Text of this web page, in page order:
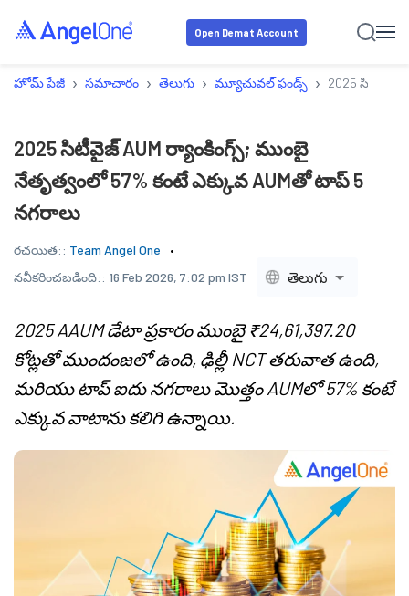
Open Demat Account
హోమ్ పేజీ › సమాచారం › తెలుగు › మ్యూచువల్ ఫండ్స్ › 2025 సిటీవైజ్
2025 సిటీవైజ్ AUM ర్యాంకింగ్స్; ముంబై
నేతృత్వంలో 57% కంటే ఎక్కువ AUMతో టాప్ 5
నగరాలు
రచయిత:: Team Angel One
నవీకరించబడింది:: 16 Feb 2026, 7:02 pm IST తెలుగు
2025 AAUM డేటా ప్రకారం ముంబై ₹24,61,397.20
కోట్లతో ముందంజలో ఉంది, ఢిల్లీ NCT తరువాత ఉంది,
మరియు టాప్ ఐదు నగరాలు మొత్తం AUMలో 57% కంటే
ఎక్కువ వాటాను కలిగి ఉన్నాయి.